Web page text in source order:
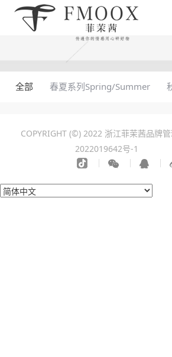
全部 春夏系列Spring/Summer
COPYRIGHT (©) 2022 浙江菲茉茜品牌
2022019642号-1